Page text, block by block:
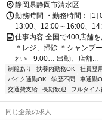
静岡県静岡市清水区
勤務時間 ・勤務時間： [1]
13:00、12:00～16:00、
仕事内容 全国で400店舗
＊レジ、掃除 ＊シャンプ
れ＞- 9:00… 出勤、店舗...
制服あり 扶養内勤務OK 社員登
バイク通勤OK
学歴不問 車通勤
交通費支給
長期歓迎 フルタイム
同じ企業の求人